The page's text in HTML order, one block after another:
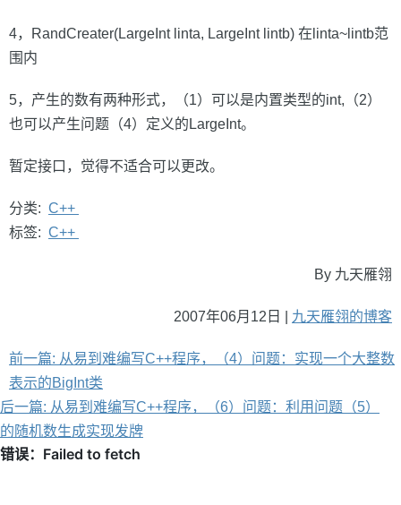
4，RandCreater(LargeInt linta, LargeInt lintb) 在linta~lintb范
围内
5，产生的数有两种形式，（1）可以是内置类型的int,（2）
也可以产生问题（4）定义的LargeInt。
暂定接口，觉得不适合可以更改。
分类: C++
标签: C++
By 九天雁翎
2007年06月12日 | 九天雁翎的博客
前一篇: 从易到难编写C++程序，（4）问题：实现一个大整数
表示的BigInt类
后一篇: 从易到难编写C++程序，（6）问题：利用问题（5）
的随机数生成实现发牌